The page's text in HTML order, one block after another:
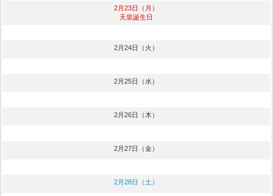
2月23日（月）
天皇誕生日
2月24日（火）
2月25日（水）
2月26日（木）
2月27日（金）
2月28日（土）